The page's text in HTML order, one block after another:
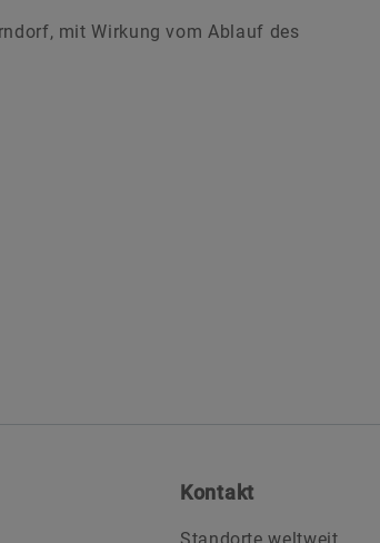
mit Wirkung vom Ablauf des
Kontakt